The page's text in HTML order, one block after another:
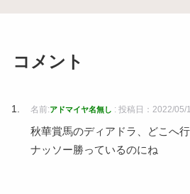
コメント
名前:アドマイヤ名無し : 投稿日：2022/05/
秋華賞馬のディアドラ、どこへ
ナッソー勝っているのにね